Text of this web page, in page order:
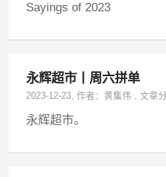
Sayings of 2023
永辉超市丨周六拼单
2023-12-23, 作者：黄集伟 ,文章
永辉超市。